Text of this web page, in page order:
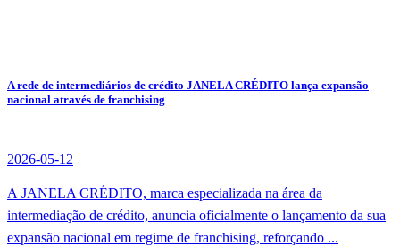
A rede de intermediários de crédito JANELA CRÉDITO lança expansão
nacional através de franchising
2026-05-12
A JANELA CRÉDITO, marca especializada na área da
intermediação de crédito, anuncia oficialmente o lançamento da sua
expansão nacional em regime de franchising, reforçando ...